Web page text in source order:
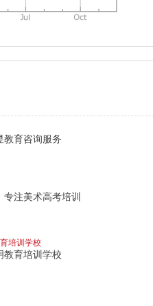
教育咨询服务
专注美术高考培训
培训学校
教育培训学校